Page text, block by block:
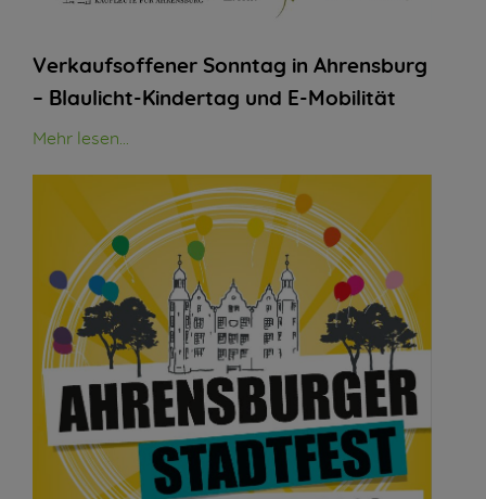
Verkaufsoffener Sonntag in Ahrensburg
– Blaulicht-Kindertag und E-Mobilität
Mehr lesen...